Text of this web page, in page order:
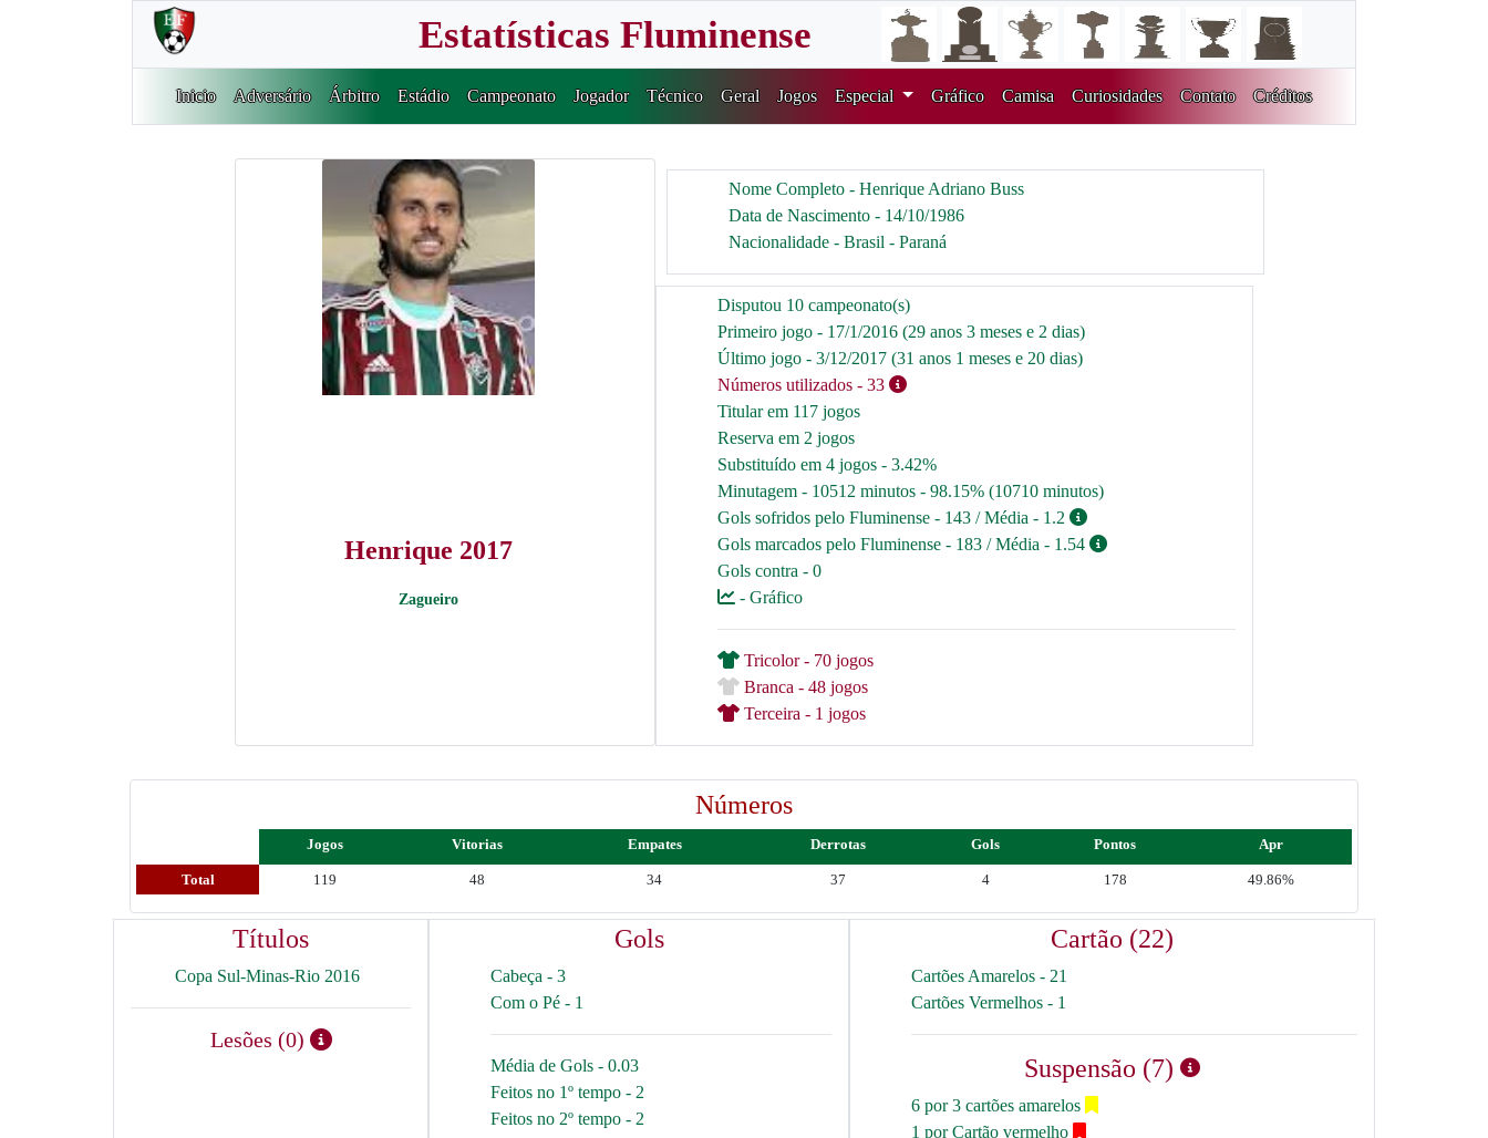
Estatísticas Fluminense
Inicio Adversário Árbitro Estádio Campeonato Jogador Técnico Geral Jogos Especial Gráfico Camisa Curiosidades Contato Créditos
Henrique 2017
Zagueiro
Nome Completo - Henrique Adriano Buss
Data de Nascimento - 14/10/1986
Nacionalidade - Brasil - Paraná
Disputou 10 campeonato(s)
Primeiro jogo - 17/1/2016 (29 anos 3 meses e 2 dias)
Último jogo - 3/12/2017 (31 anos 1 meses e 20 dias)
Números utilizados - 33
Titular em 117 jogos
Reserva em 2 jogos
Substituído em 4 jogos - 3.42%
Minutagem - 10512 minutos - 98.15% (10710 minutos)
Gols sofridos pelo Fluminense - 143 / Média - 1.2
Gols marcados pelo Fluminense - 183 / Média - 1.54
Gols contra - 0
- Gráfico
Tricolor - 70 jogos
Branca - 48 jogos
Terceira - 1 jogos
Números
Jogos Vitorias Empates Derrotas Gols Pontos Apr
Total 119 48 34 37 4 178 49.86%
Títulos
Copa Sul-Minas-Rio 2016
Lesões (0)
Gols
Cabeça - 3
Com o Pé - 1
Média de Gols - 0.03
Feitos no 1º tempo - 2
Feitos no 2º tempo - 2
Cartão (22)
Cartões Amarelos - 21
Cartões Vermelhos - 1
Suspensão (7)
6 por 3 cartões amarelos
1 por Cartão vermelho